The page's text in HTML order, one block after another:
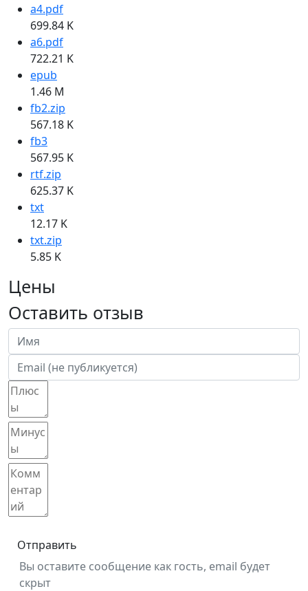
a4.pdf
699.84 K
a6.pdf
722.21 K
epub
1.46 M
fb2.zip
567.18 K
fb3
567.95 K
rtf.zip
625.37 K
txt
12.17 K
txt.zip
5.85 K
Цены
Оставить отзыв
Отправить
Вы оставите сообщение как гость, email будет
скрыт